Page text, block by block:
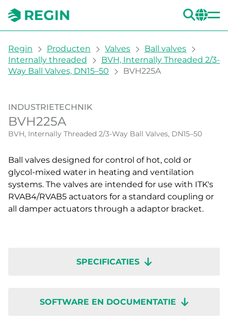
You are here:
Regin Producten Valves
Ball valves
Internally threaded
BVH, Internally Threaded 2/3-
Way Ball Valves, DN15–50
BVH225A
INDUSTRIETECHNIK
BVH225A
BVH, Internally Threaded 2/3-Way Ball Valves, DN15–50
Ball valves designed for control of hot, cold or
glycol-mixed water in heating and ventilation
systems. The valves are intended for use with ITK's
RVAB4/RVAB5 actuators for a standard coupling or
all damper actuators through a adaptor bracket.
SPECIFICATIES
SOFTWARE EN DOCUMENTATIE